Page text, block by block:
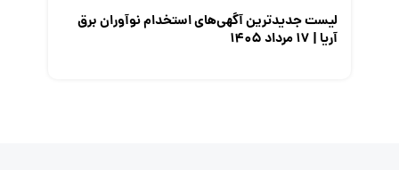
لیست جدیدترین آگهی‌های استخدام نوآوران برق
آریا | ۱۷ مرداد ۱۴۰۵